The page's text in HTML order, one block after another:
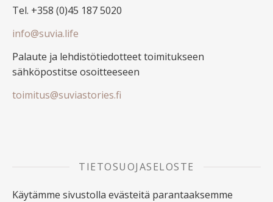
Tel. +358 (0)45 187 5020
info@suvia.life
Palaute ja lehdistötiedotteet toimitukseen
sähköpostitse osoitteeseen
toimitus@suviastories.fi
TIETOSUOJASELOSTE
Käytämme sivustolla evästeitä parantaaksemme